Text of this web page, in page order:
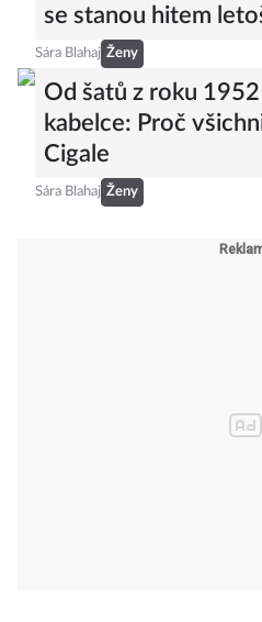
se stanou hitem
Sára Blahaj Ženy
Od šatů z roku
kabelce: Proč
Cigale
Sára Blahaj Ženy